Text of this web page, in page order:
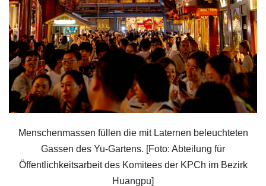
Menschenmassen füllen die mit Laternen beleuchteten
Gassen des Yu-Gartens. [Foto: Abteilung für
Öffentlichkeitsarbeit des Komitees der KPCh im Bezirk
Huangpu]